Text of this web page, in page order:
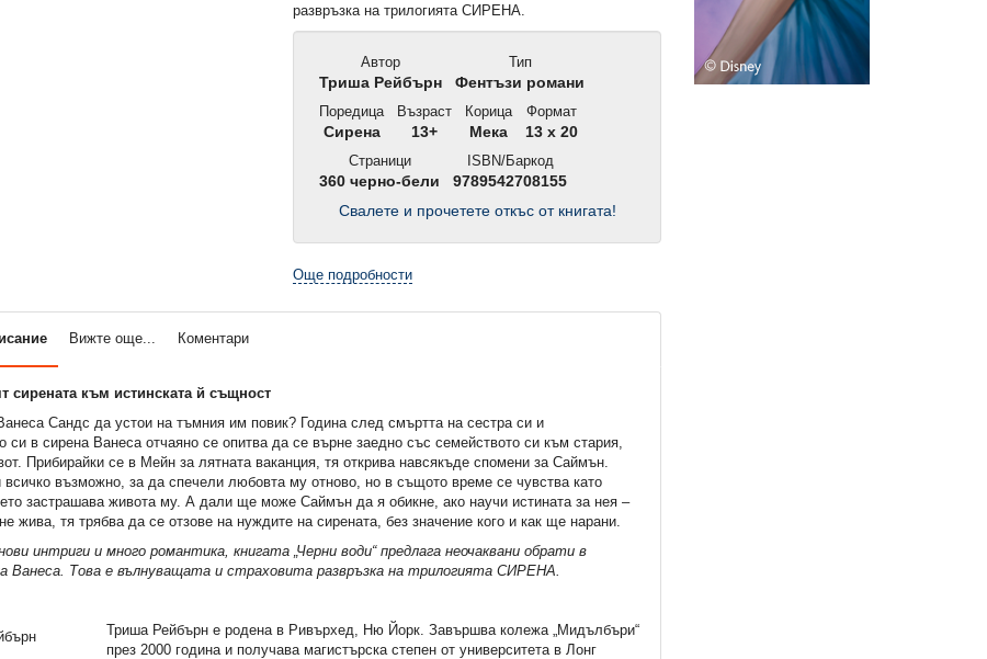
развръзка на трилогията СИРЕНА.
Автор
Триша Рейбърн
Тип
Фентъзи романи
Поредица
Сирена
Възраст
13+
Корица
Мека
Формат
13 x 20
Страници
360 черно-бели
ISBN/Баркод
9789542708155
Свалете и прочетете откъс от книгата!
Още подробности
Вижте още... Коментари
сирената към истинската й същност
Сандс да устои на тъмния им повик? Година след смъртта на сестра си и
си в сирена Ванеса отчаяно се опитва да се върне заедно със семейството си към стария,
Прибирайки се в Мейн за лятната ваканция, тя открива навсякъде спомени за Саймън.
всичко възможно, за да спечели любовта му отново, но в същото време се чувства като
застрашава живота му. А дали ще може Саймън да я обикне, ако научи истината за нея –
жива, тя трябва да се отзове на нуждите на сирената, без значение кого и как ще нарани.
интриги и много романтика, книгата „Черни води“ предлага неочаквани обрати в
Ванеса. Това е вълнуващата и страховита развръзка на трилогията СИРЕНА.
Триша Рейбърн е родена в Ривърхед, Ню Йорк. Завършва колежа „Мидълбъри“
през 2000 година и получава магистърска степен от университета в Лонг